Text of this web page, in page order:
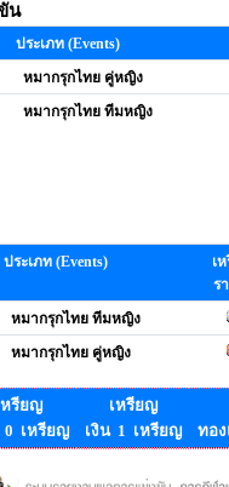
น
ประเภท (Events)
หมากรุกไทย คู่หญิง
หมากรุกไทย ทีมหญิง
ประเภท (Events)
เ
ร
หมากรุกไทย ทีมหญิง
หมากรุกไทย คู่หญิง
หรียญ
0 เหรียญ
เหรียญ
เงิน 1 เหรียญ
ทอ